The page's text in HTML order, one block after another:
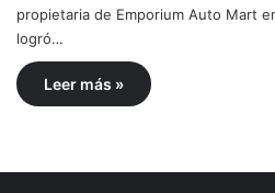
propietaria de Emporium Auto Mart
logró…
Leer más »